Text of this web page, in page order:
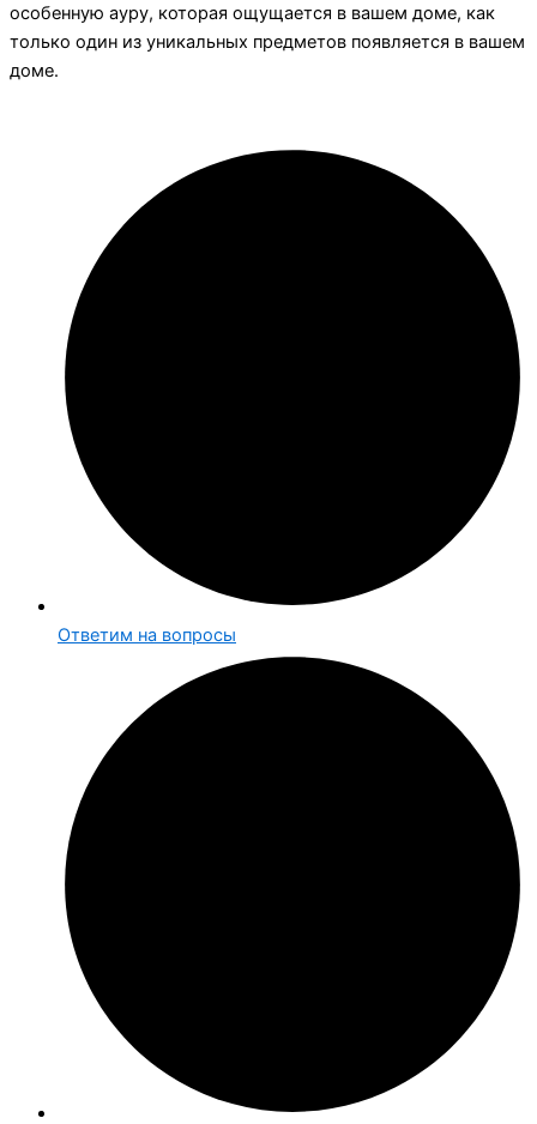
особенную ауру, которая ощущается в вашем доме, как
только один из уникальных предметов появляется в вашем
доме.
Ответим на вопросы